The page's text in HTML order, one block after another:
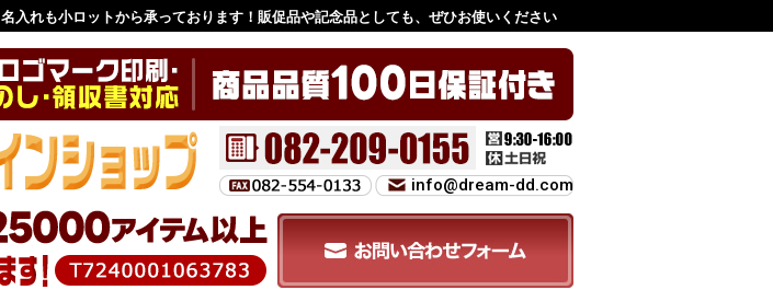
名入れも小ロットから承っております！販促品や記念品としても、ぜひお使いください
info@dream-dd.com